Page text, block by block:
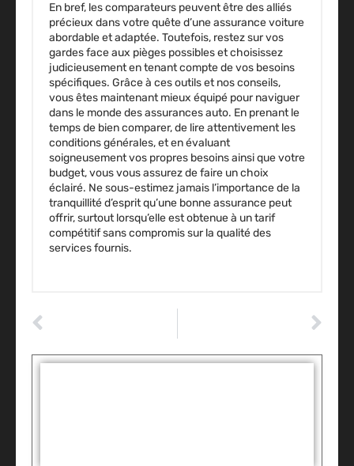
En bref, lescomparateurs peuvent être des alliés
précieux dans votre quête d’uneassurance voiture
abordable et adaptée. Toutefois, restez sur vos
gardes face aux pièges possibles et choisissez
judicieusement en tenant compte de vos besoins
spécifiques. Grâce à ces outils et nos conseils,
vous êtes maintenant mieux équipé pour naviguer
dans le monde desassurances auto. En prenant le
temps de bien comparer, de lire attentivement les
conditions générales, et en évaluant
soigneusement vos propres besoins ainsi que votre
budget, vous vous assurez de faire un choix
éclairé. Ne sous-estimez jamais l’importance de la
tranquillité d’esprit qu’une bonne assurance peut
offrir, surtout lorsqu’elle est obtenue à un tarif
compétitif sans compromis sur la qualité des
services fournis.